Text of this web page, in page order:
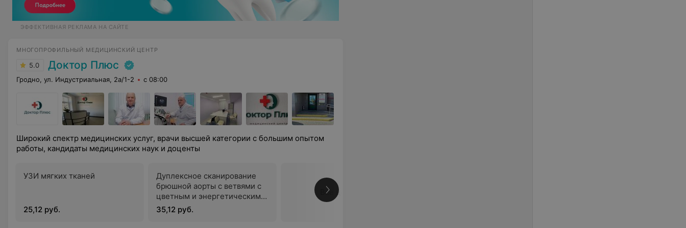
ЭФФЕКТИВНАЯ РЕКЛАМА НА САЙТЕ
МНОГОПРОФИЛЬНЫЙ МЕДИЦИНСКИЙ ЦЕНТР
5.0 Доктор Плюс
Гродно, ул. Индустриальная, 2а/1-2 с 08:00
Широкий спектр медицинских услуг, врачи высшей категории с большим опытом
работы, кандидаты медицинских наук и доценты
УЗИ мягких тканей
25,12 руб.
Дуплексное сканирование
брюшной аорты с ветвями с
цветным и энергетическим
допплером
35,12 руб.
Все цены